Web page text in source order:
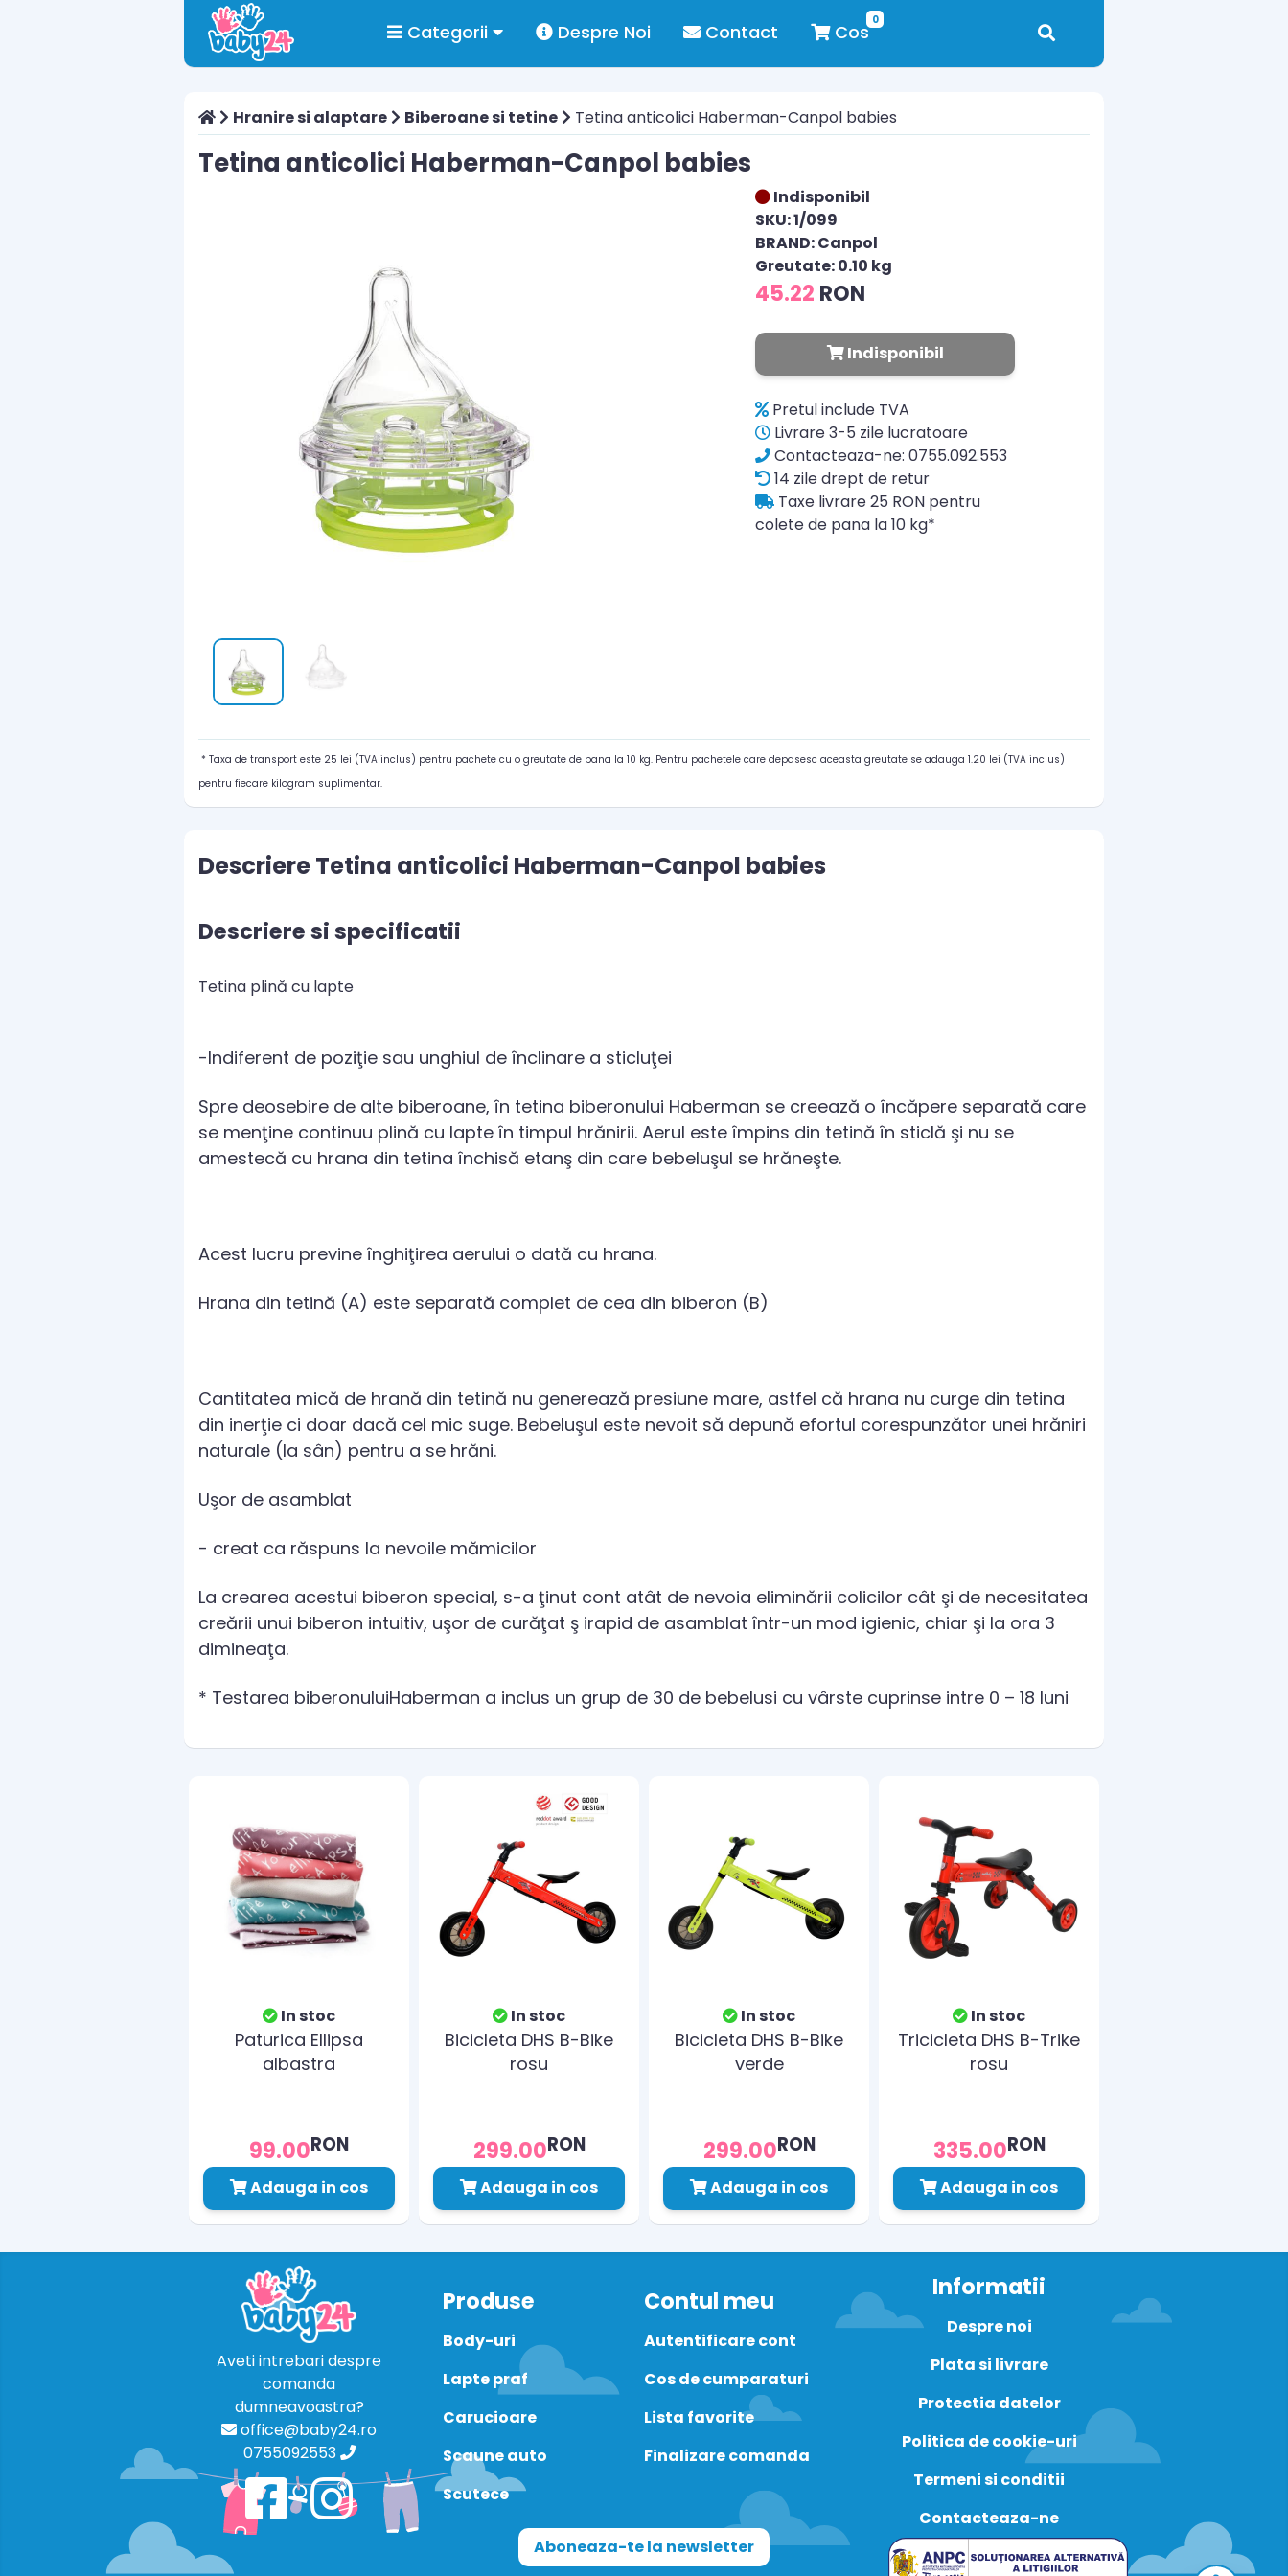
Categorii Despre Noi Contact
0
Cos
Hranire si alaptare Biberoane si tetine Tetina anticolici Haberman-Canpol babies
Tetina anticolici Haberman-Canpol babies
Indisponibil
SKU: 1/099
BRAND: Canpol
Greutate: 0.10 kg
45.22 RON
Indisponibil
Pretul include TVA
Livrare 3-5 zile lucratoare
Contacteaza-ne: 0755.092.553
14 zile drept de retur
Taxe livrare 25 RON pentru
colete de pana la 10 kg*
* Taxa de transport este 25 lei (TVA inclus) pentru pachete cu o greutate de pana la 10 kg. Pentru pachetele care depasesc aceasta greutate se adauga 1.20 lei (TVA inclus)
pentru fiecare kilogram suplimentar.
Descriere Tetina anticolici Haberman-Canpol babies
Descriere si specificatii
Tetina plină cu lapte
-Indiferent de poziţie sau unghiul de înclinare a sticluţei
Spre deosebire de alte biberoane, în tetina biberonului Haberman se creează o încăpere separată care
se menţine continuu plină cu lapte în timpul hrănirii. Aerul este împins din tetină în sticlă şi nu se
amestecă cu hrana din tetina închisă etanş din care bebeluşul se hrăneşte.
Acest lucru previne înghiţirea aerului o dată cu hrana.
Hrana din tetină (A) este separată complet de cea din biberon (B)
Cantitatea mică de hrană din tetină nu generează presiune mare, astfel că hrana nu curge din tetina
din inerţie ci doar dacă cel mic suge. Bebeluşul este nevoit să depună efortul corespunzător unei hrăniri
naturale (la sân) pentru a se hrăni.
Uşor de asamblat
- creat ca răspuns la nevoile mămicilor
La crearea acestui biberon special, s-a ţinut cont atât de nevoia eliminării colicilor cât şi de necesitatea
creării unui biberon intuitiv, uşor de curăţat ş irapid de asamblat într-un mod igienic, chiar şi la ora 3
dimineaţa.
* Testarea biberonuluiHaberman a inclus un grup de 30 de bebelusi cu vârste cuprinse intre 0 – 18 luni
In stoc
Paturica Ellipsa
albastra
99.00RON
Adauga in cos
In stoc
Bicicleta DHS B-Bike
rosu
299.00RON
Adauga in cos
In stoc
Bicicleta DHS B-Bike
verde
299.00RON
Adauga in cos
In stoc
Tricicleta DHS B-Trike
rosu
335.00RON
Adauga in cos
Aveti intrebari despre
comanda
dumneavoastra?
office@baby24.ro
0755092553
Produse
Body-uri
Lapte praf
Carucioare
Scaune auto
Scutece
Contul meu
Autentificare cont
Cos de cumparaturi
Lista favorite
Finalizare comanda
Aboneaza-te la newsletter
Informatii
Despre noi
Plata si livrare
Protectia datelor
Politica de cookie-uri
Termeni si conditii
Contacteaza-ne